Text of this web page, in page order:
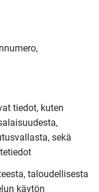
tiedot, kuten
sekä
taloudellisesta
käytön